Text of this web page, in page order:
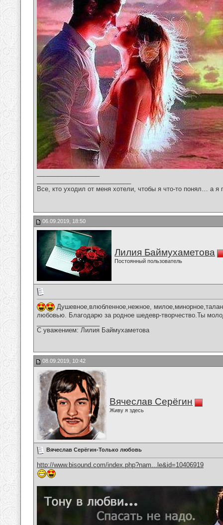
Все, кто уходил от меня хотели, чтобы я что-то понял… а
06.09.2019, 18:50
Лилия Баймухаметова
Постоянный пользователь
Душевное,влюбленное,нежное,
любовью. Благодарю за родное шедевр-творчество.Ты
С уважением: Лилия Баймухаметова
08.09.2019, 10:42
Вячеслав Серёгин
Живу я здесь
Вячеслав Серёгин-Только любовь
http://www.bisound.com/index.php?nam...le&id=10406919